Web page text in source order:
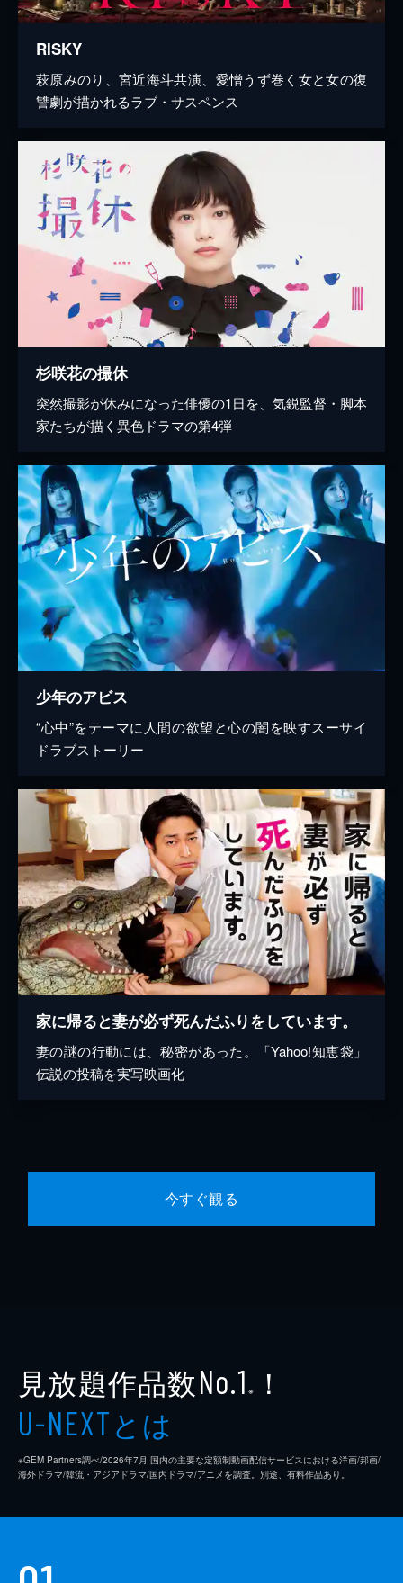
RISKY
萩原みのり、宮近海斗共演、愛憎うず巻く女と女の復
讐劇が描かれるラブ・サスペンス
杉咲花の撮休
突然撮影が休みになった俳優の1日を、気鋭監督・脚本
家たちが描く異色ドラマの第4弾
少年のアビス
“心中”をテーマに人間の欲望と心の闇を映すスーサイ
ドラブストーリー
家に帰ると妻が必ず死んだふりをしています。
妻の謎の行動には、秘密があった。「Yahoo!知恵袋」
伝説の投稿を実写映画化
今すぐ観る
見放題作品数No.1 ※ ！
U-NEXTとは
※GEM Partners調べ/2026年7⽉ 国内の主要な定額制動画配信サービスにおける洋画/邦画/
海外ドラマ/韓流・アジアドラマ/国内ドラマ/アニメを調査。別途、有料作品あり。